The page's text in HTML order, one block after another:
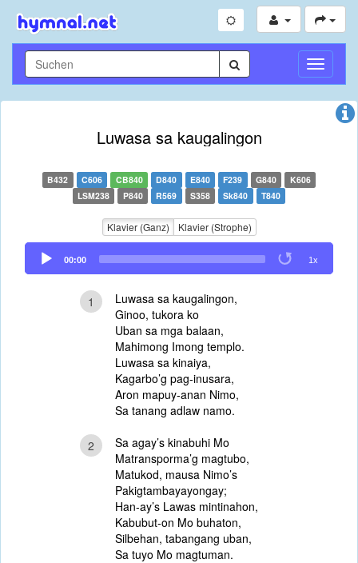
Luwasa sa kaugalingon
B432 C606 CB840 D840 E840 F239 G840
K606
LSM238
P840 R569 S358 Sk840 T840
Klavier (Ganz) Klavier (Strophe)
Audio
Player
00:00 1x
1
Luwasa sa kaugalingon,
Ginoo, tukora ko
Uban sa mga balaan,
Mahimong Imong templo.
Luwasa sa kinaiya,
Kagarbo’g pag-inusara,
Aron mapuy-anan Nimo,
Sa tanang adlaw namo.
2
Sa agay’s kinabuhi Mo
Matransporma’g magtubo,
Matukod, mausa Nimo’s
Pakigtambayayongay;
Han-ay’s Lawas mintinahon,
Kabubut-on Mo buhaton,
Silbehan, tabangang uban,
Sa tuyo Mo magtuman.